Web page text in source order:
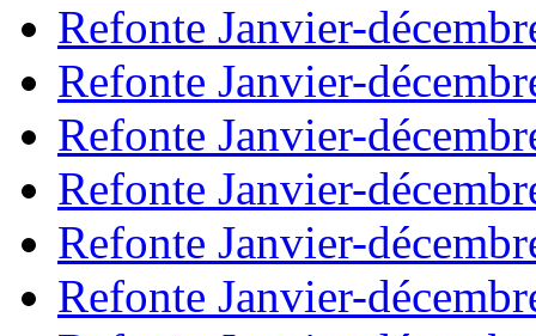
Refonte Janvier-
Refonte Janvier-
Refonte Janvier-
Refonte Janvier-
Refonte Janvier-
Refonte Janvier-